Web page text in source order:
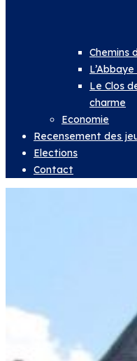
Chemins
L’Abbaye
Le Clos
charme
Economie
Recensement des
Elections
Contact